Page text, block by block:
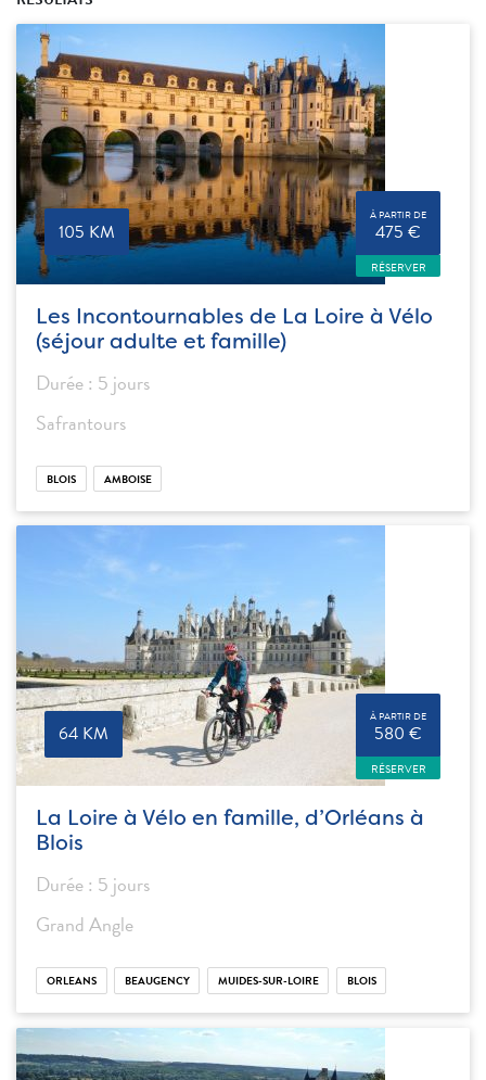
105 KM
À PARTIR DE
475 €
RÉSERVER
Les Incontournables de La Loire à Vélo
(séjour adulte et famille)
Durée : 5 jours
Safrantours
BLOIS AMBOISE
64 KM
À PARTIR DE
580 €
RÉSERVER
La Loire à Vélo en famille, d’Orléans à
Blois
Durée : 5 jours
Grand Angle
ORLEANS BEAUGENCY MUIDES-SUR-LOIRE BLOIS